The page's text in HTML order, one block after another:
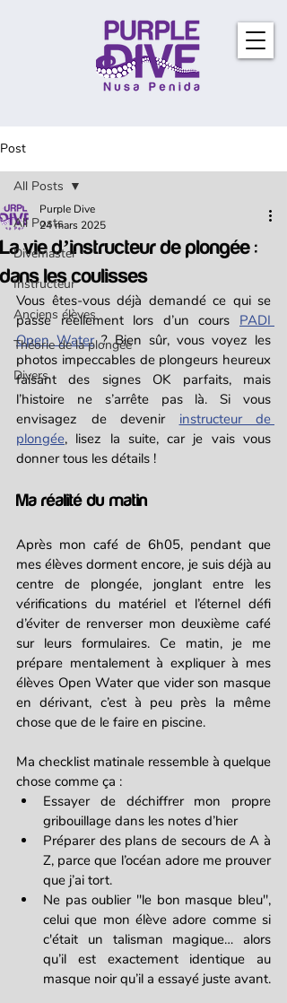
Post
All Posts
Divemaster
Instructeur
Anciens élèves
Théorie de la plongée
Divers
All Posts
La vie d’instructeur de plongée :
dans les coulisses
Purple Dive
24 mars 2025
Vous êtes-vous déjà demandé ce qui se
passe réellement lors d’un cours PADI
Open Water ? Bien sûr, vous voyez les
photos impeccables de plongeurs heureux
faisant des signes OK parfaits, mais
l’histoire ne s’arrête pas là. Si vous
envisagez de devenir instructeur de
plongée, lisez la suite, car je vais vous
donner tous les détails !
Ma réalité du matin
Après mon café de 6h05, pendant que
mes élèves dorment encore, je suis déjà au
centre de plongée, jonglant entre les
vérifications du matériel et l’éternel défi
d’éviter de renverser mon deuxième café
sur leurs formulaires. Ce matin, je me
prépare mentalement à expliquer à mes
élèves Open Water que vider son masque
en dérivant, c’est à peu près la même
chose que de le faire en piscine.
Ma checklist matinale ressemble à quelque
chose comme ça :
Essayer de déchiffrer mon propre
gribouillage dans les notes d’hier
Préparer des plans de secours de A à
Z, parce que l’océan adore me prouver
que j’ai tort.
Ne pas oublier "le bon masque bleu",
celui que mon élève adore comme si
c'était un talisman magique… alors
qu’il est exactement identique au
masque noir qu’il a essayé juste avant.